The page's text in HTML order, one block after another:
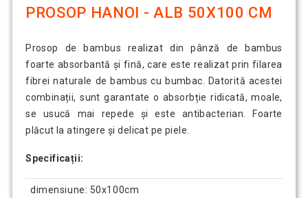
PROSOP HANOI - ALB 50X100 CM
Prosop de bambus realizat din pânză de bambus
foarte absorbantă și fină, care este realizat prin filarea
fibrei naturale de bambus cu bumbac. Datorită acestei
combinații, sunt garantate o absorbție ridicată, moale,
se usucă mai repede și este antibacterian. Foarte
plăcut la atingere și delicat pe piele.
Specificații:
dimensiune: 50x100cm